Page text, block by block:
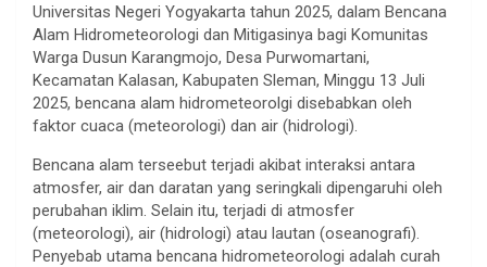
Universitas Negeri Yogyakarta tahun 2025, dalam Bencana
Alam Hidrometeorologi dan Mitigasinya bagi Komunitas
Warga Dusun Karangmojo, Desa Purwomartani,
Kecamatan Kalasan, Kabupaten Sleman, Minggu 13 Juli
2025, bencana alam hidrometeorolgi disebabkan oleh
faktor cuaca (meteorologi) dan air (hidrologi).
Bencana alam terseebut terjadi akibat interaksi antara
atmosfer, air dan daratan yang seringkali dipengaruhi oleh
perubahan iklim. Selain itu, terjadi di atmosfer
(meteorologi), air (hidrologi) atau lautan (oseanografi).
Penyebab utama bencana hidrometeorologi adalah curah